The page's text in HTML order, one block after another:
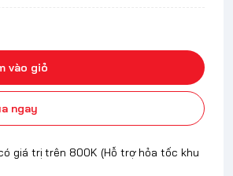
vào giỏ
ngay
giá trị trên 800K (Hỗ trợ hỏa tốc khu